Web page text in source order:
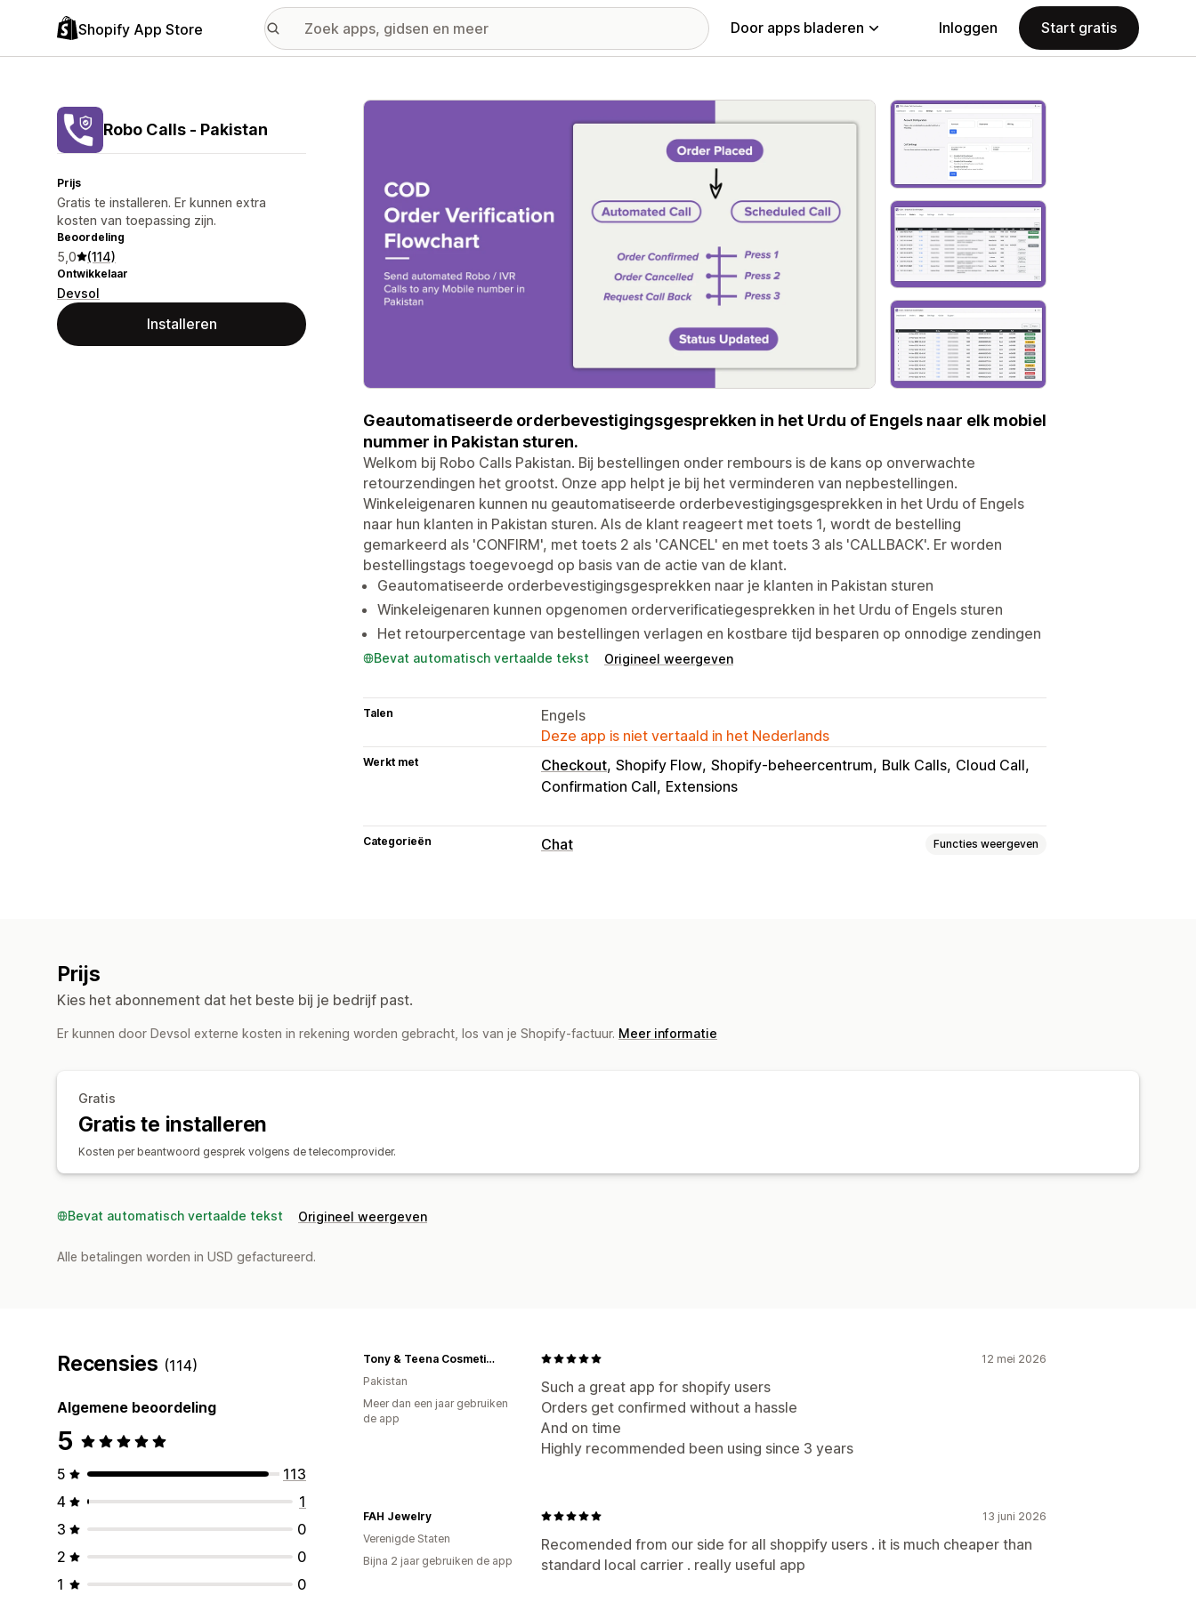
Shopify App Store Door apps bladeren Inloggen Start gratis
Robo Calls ‑ Pakistan
Prijs
Gratis te installeren. Er kunnen extra
kosten van toepassing zijn.
Beoordeling
5,0 (114)
Ontwikkelaar
Devsol
Installeren
Galerij met uitgelichte afbeeldingen
Geautomatiseerde orderbevestigingsgesprekken in het Urdu of Engels naar elk mobiel
nummer in Pakistan sturen.
Welkom bij Robo Calls Pakistan. Bij bestellingen onder rembours is de kans op onverwachte
retourzendingen het grootst. Onze app helpt je bij het verminderen van nepbestellingen.
Winkeleigenaren kunnen nu geautomatiseerde orderbevestigingsgesprekken in het Urdu of Engels
naar hun klanten in Pakistan sturen. Als de klant reageert met toets 1, wordt de bestelling
gemarkeerd als 'CONFIRM', met toets 2 als 'CANCEL' en met toets 3 als 'CALLBACK'. Er worden
bestellingstags toegevoegd op basis van de actie van de klant.
Geautomatiseerde orderbevestigingsgesprekken naar je klanten in Pakistan sturen
Winkeleigenaren kunnen opgenomen orderverificatiegesprekken in het Urdu of Engels sturen
Het retourpercentage van bestellingen verlagen en kostbare tijd besparen op onnodige zendingen
Bevat automatisch vertaalde tekst Origineel weergeven
Talen
Engels
Deze app is niet vertaald in het Nederlands
Werkt met Checkout Shopify Flow Shopify-beheercentrum Bulk Calls Cloud Call
Confirmation Call Extensions
Categorieën Chat Functies weergeven
Prijs
Kies het abonnement dat het beste bij je bedrijf past.
Er kunnen door Devsol externe kosten in rekening worden gebracht, los van je Shopify-factuur. Meer informatie
Gratis
Gratis te installeren
Kosten per beantwoord gesprek volgens de telecomprovider.
Bevat automatisch vertaalde tekst Origineel weergeven
Alle betalingen worden in USD gefactureerd.
Recensies (114)
Algemene beoordeling
5
5
113
4
1
3
0
2
0
1
0
12 mei 2026
Such a great app for shopify users
Orders get confirmed without a hassle
And on time
Highly recommended been using since 3 years
Tony & Teena Cosmetics
Pakistan
Meer dan een jaar gebruiken
de app
13 juni 2026
Recomended from our side for all shoppify users . it is much cheaper than
standard local carrier . really useful app
FAH Jewelry
Verenigde Staten
Bijna 2 jaar gebruiken de app